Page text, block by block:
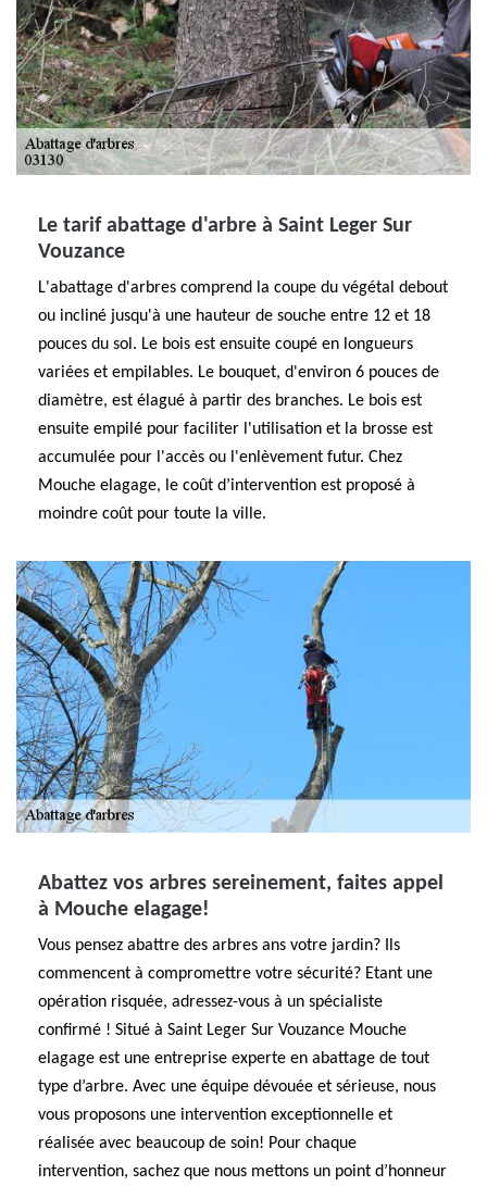
Le tarif abattage d'arbre à Saint Leger Sur
Vouzance
L'abattage d'arbres comprend la coupe du végétal debout
ou incliné jusqu'à une hauteur de souche entre 12 et 18
pouces du sol. Le bois est ensuite coupé en longueurs
variées et empilables. Le bouquet, d'environ 6 pouces de
diamètre, est élagué à partir des branches. Le bois est
ensuite empilé pour faciliter l'utilisation et la brosse est
accumulée pour l'accès ou l'enlèvement futur. Chez
Mouche elagage, le coût d’intervention est proposé à
moindre coût pour toute la ville.
Abattez vos arbres sereinement, faites appel
à Mouche elagage!
Vous pensez abattre des arbres ans votre jardin? Ils
commencent à compromettre votre sécurité? Etant une
opération risquée, adressez-vous à un spécialiste
confirmé ! Situé à Saint Leger Sur Vouzance Mouche
elagage est une entreprise experte en abattage de tout
type d’arbre. Avec une équipe dévouée et sérieuse, nous
vous proposons une intervention exceptionnelle et
réalisée avec beaucoup de soin! Pour chaque
intervention, sachez que nous mettons un point d’honneur